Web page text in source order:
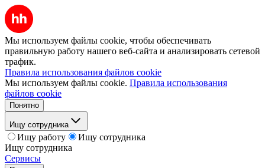
Мы используем файлы cookie, чтобы обеспечивать
правильную работу нашего веб-сайта и анализировать сетевой
трафик.
Правила использования файлов cookie
Мы используем файлы cookie. Правила использования
файлов cookie
Понятно
Ищу сотрудника
Ищу работу
Ищу сотрудника
Ищу сотрудника
Сервисы